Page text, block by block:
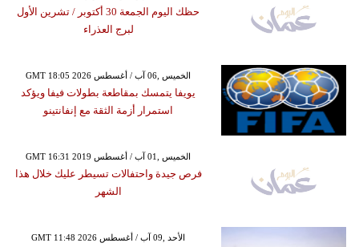
حظك اليوم الجمعة 30 أكتوبر / تشرين الأول
لبرج العذراء
GMT 18:05 2026 الخميس ,06 آب / أغسطس
يويفا يتمسك بمقاطعة بطولات فيفا ويؤكد
استمرار أزمة الثقة مع إنفانتينو
GMT 16:31 2019 الخميس ,01 آب / أغسطس
فرص جيدة واحتفالات تسيطر عليك خلال هذا
الشهر
GMT 11:48 2026 الأحد ,09 آب / أغسطس